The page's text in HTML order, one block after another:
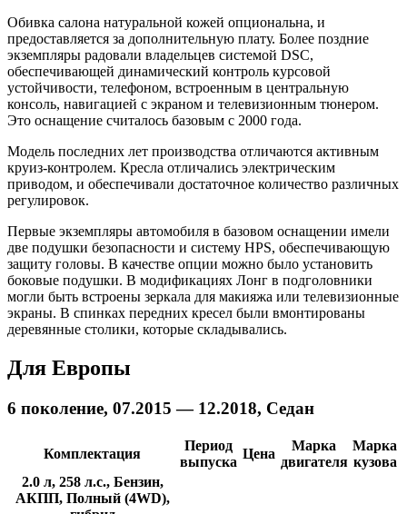
Обивка салона натуральной кожей опциональна, и
предоставляется за дополнительную плату. Более поздние
экземпляры радовали владельцев системой DSC,
обеспечивающей динамический контроль курсовой
устойчивости, телефоном, встроенным в центральную
консоль, навигацией с экраном и телевизионным тюнером.
Это оснащение считалось базовым с 2000 года.
Модель последних лет производства отличаются активным
круиз-контролем. Кресла отличались электрическим
приводом, и обеспечивали достаточное количество различных
регулировок.
Первые экземпляры автомобиля в базовом оснащении имели
две подушки безопасности и систему HPS, обеспечивающую
защиту головы. В качестве опции можно было установить
боковые подушки. В модификациях Лонг в подголовники
могли быть встроены зеркала для макияжа или телевизионные
экраны. В спинках передних кресел были вмонтированы
деревянные столики, которые складывались.
Для Европы
6 поколение, 07.2015 — 12.2018, Седан
Комплектация
Период
выпуска
Цена
Марка
двигателя
Марка
кузова
2.0 л, 258 л.с., Бензин,
АКПП, Полный (4WD),